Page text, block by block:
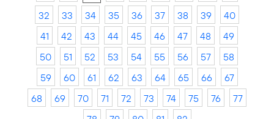
32
33 34 35 36 37 38 39
40
41
42 43 44 45 46 47 48
49
50
51 52 53 54 55 56 57
58
59
60 61 62 63 64 65 66
67
68
69 70 71 72 73 74 75 76
77